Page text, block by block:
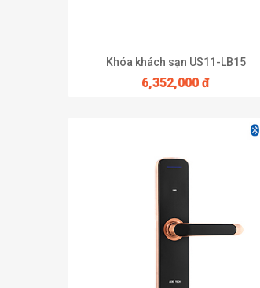
Khóa khách sạn US11-LB15
6,352,000 đ